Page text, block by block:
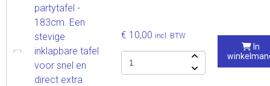
partytafel -
183cm. Een
stevige
inklapbare tafel
voor snel en
direct extra
€ 10,00 incl. BTW
In